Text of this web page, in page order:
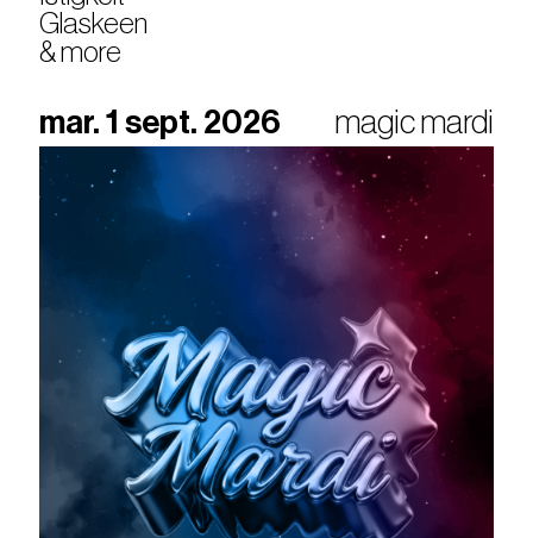
Glaskeen
& more
mar. 1 sept. 2026 magic mardi